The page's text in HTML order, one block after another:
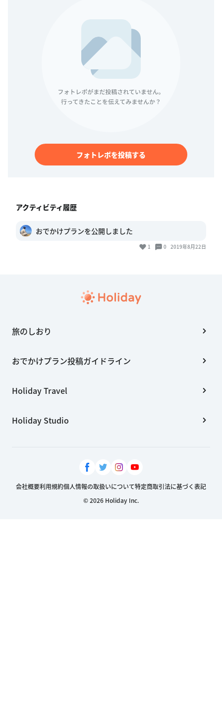
フォトレポを投稿する
アクティビティ履歴
おでかけプランを公開しました
1 0 2019年8月22日
旅のしおり
おでかけプラン投稿ガイドライン
Holiday Travel
Holiday Studio
会社概要利用規約個人情報の取扱いについて特定商取引法に基づく表記
© 2026 Holiday Inc.